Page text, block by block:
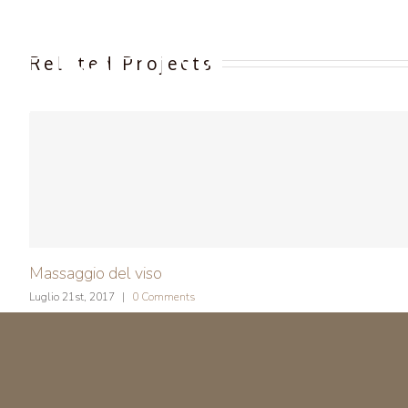
contentRelated Projects
Massaggio del viso
Luglio 21st, 2017 | 0 Comments